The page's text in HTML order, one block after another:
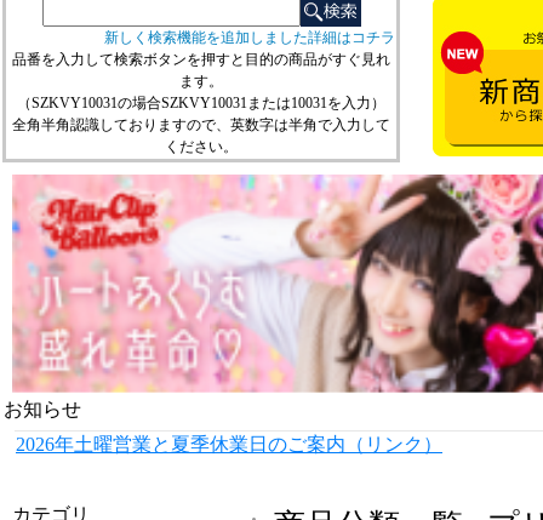
新しく検索機能を追加しました詳細はコチラ
品番を入力して検索ボタンを押すと目的の商品がすぐ見れ
ます。
（SZKVY10031の場合SZKVY10031または10031を入力）
全角半角認識しておりますので、英数字は半角で入力して
ください。
お知らせ
2026年土曜営業と夏季休業日のご案内（リンク）
カテゴリ